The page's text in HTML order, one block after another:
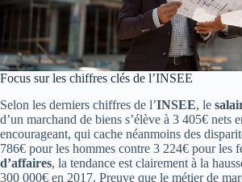
Focus sur les chiffres clés de l’INSEE
Selon les derniers chiffres de l’INSEE, le
d’un marchand de biens s’élève à 3 405€ nets
encourageant, qui cache néanmoins des
786€ pour les hommes contre 3 224€ pour les
d’affaires, la tendance est clairement à la
300 000€ en 2017. Preuve que le métier de